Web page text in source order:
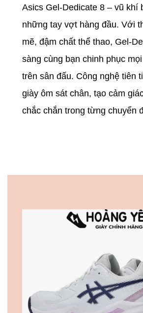
Asics Gel-Dedicate 8 – vũ khí
những tay vợt hàng đầu. Với
mẽ, đậm chất thể thao, Gel-
sàng cùng bạn chinh phục
trên sân đấu. Công nghệ tiên
giày ôm sát chân, tạo cảm
chắc chắn trong từng chuyển